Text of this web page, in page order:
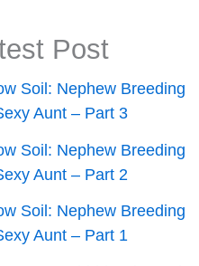
Post
Soil: Nephew Breeding
Aunt – Part 3
Soil: Nephew Breeding
Aunt – Part 2
Soil: Nephew Breeding
Aunt – Part 1